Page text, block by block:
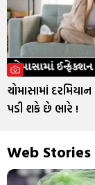
ચોમાસામાં
પડી શકે છે ભારે !
Web Stories